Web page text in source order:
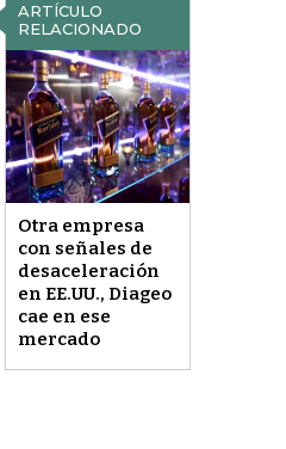
ARTÍCULO
RELACIONADO
Otra empresa
con señales de
desaceleración
en EE.UU., Diageo
cae en ese
mercado